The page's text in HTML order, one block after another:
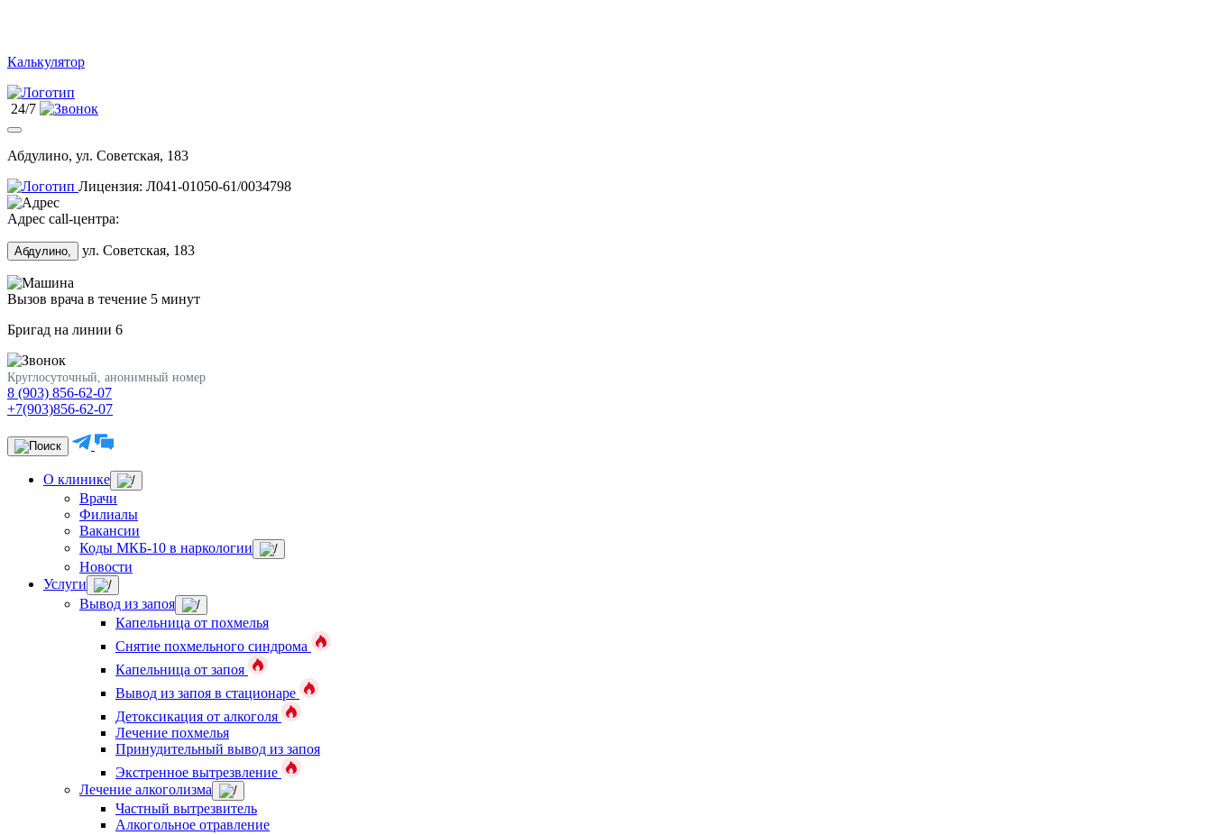
Калькулятор
24/7
Абдулино, ул. Советская, 183
Лицензия: Л041-01050-61/0034798
Адрес call-центра:
Абдулино, ул. Советская, 183
Вызов врача в течение 5 минут
Бригад на линии 6
Круглосуточный, анонимный номер
8 (903) 856-62-07
+7(903)856-62-07
О клинике
Врачи
Филиалы
Вакансии
Коды МКБ-10 в наркологии
Новости
Услуги
Вывод из запоя
Капельница от похмелья
Снятие похмельного синдрома
Капельница от запоя
Вывод из запоя в стационаре
Детоксикация от алкоголя
Лечение похмелья
Принудительный вывод из запоя
Экстренное вытрезвление
Лечение алкоголизма
Частный вытрезвитель
Алкогольное отравление